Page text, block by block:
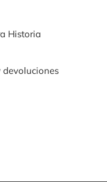
Historia
devoluciones